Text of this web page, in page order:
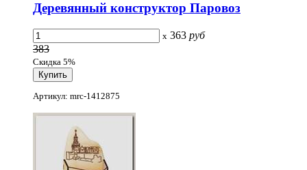
Деревянный конструктор Паровоз
x 363 руб
383
Скидка 5%
Артикул: mrc-1412875